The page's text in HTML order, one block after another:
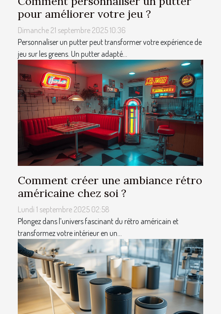
pour améliorer votre jeu ?
Dimanche 21 septembre 2025 10:36
Personnaliser un putter peut transformer votre expérience de
jeu sur les greens. Un putter adapté...
Comment créer une ambiance rétro
américaine chez soi ?
Lundi 1 septembre 2025 02:58
Plongez dans l’univers fascinant du rétro américain et
transformez votre intérieur en un...